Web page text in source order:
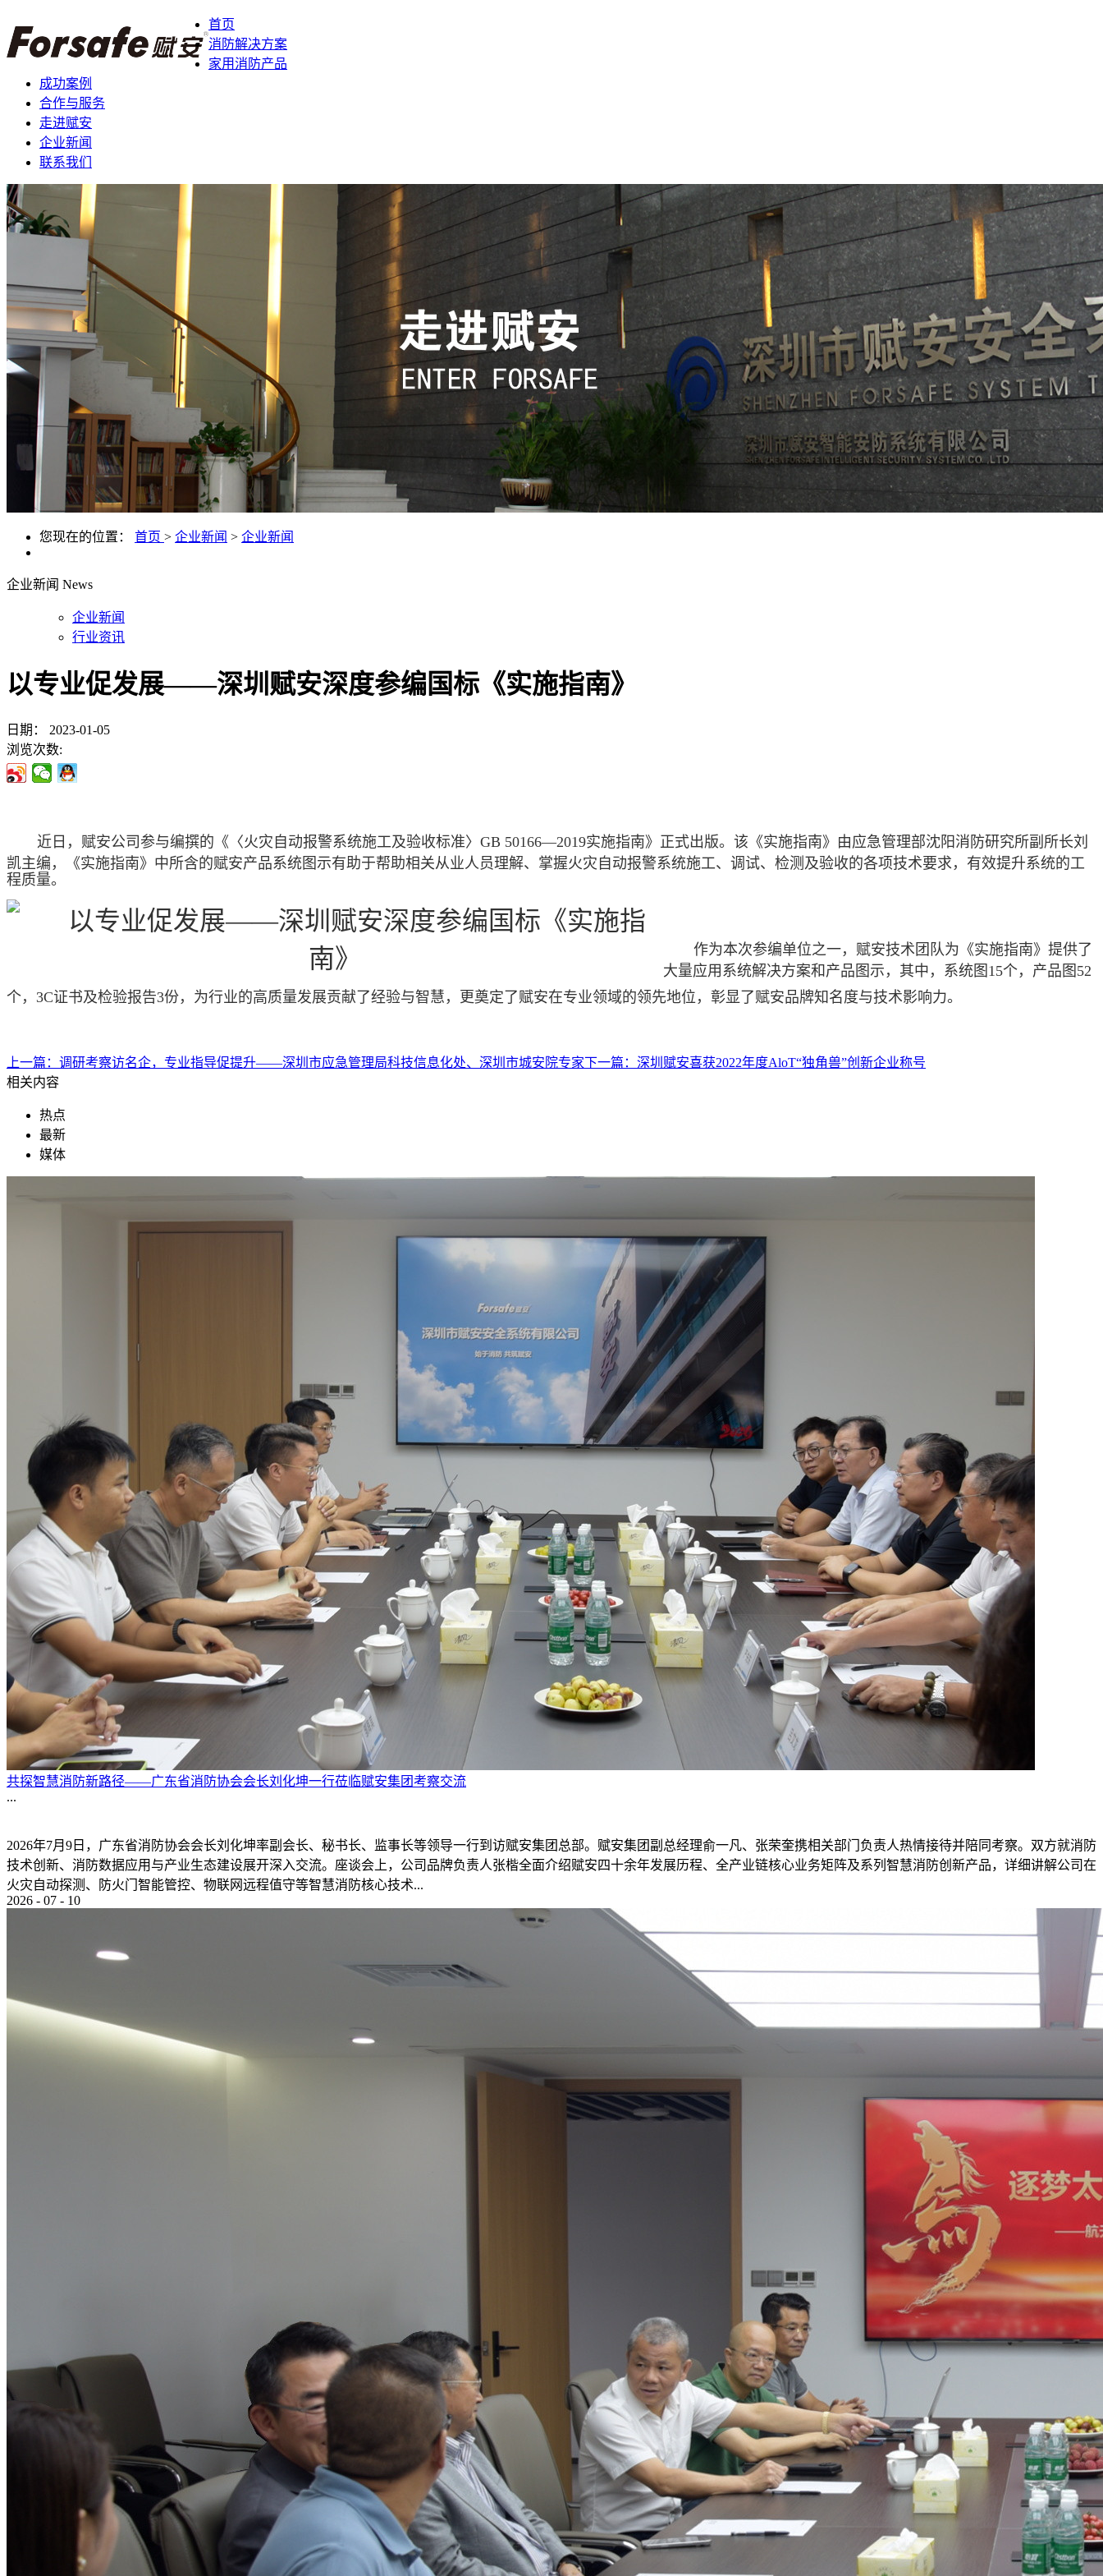
首页
消防解决方案
家用消防产品
成功案例
合作与服务
走进赋安
企业新闻
联系我们
您现在的位置： 首页 > 企业新闻 > 企业新闻
企业新闻 News
企业新闻
行业资讯
以专业促发展——深圳赋安深度参编国标《实施指南》
日期：
2023-01-05
浏览次数:
近日，赋安公司参与编撰的《〈火灾自动报警系统施工及验收标准〉 GB 50166—2019实施指南》正式出版。该《实施指南》由应急管理部沈阳消防研究所副所长刘
凯主编，《实施指南》中所含的赋安产品系统图示有助于帮助相关从业人员理解、掌握火灾自动报警系统施工、调试、检测及验收的各项技术要求，有效提升系统的工
程质量。
作为本次参编单位之一，赋安技术团队为《实施指南》提供了
大量应用系统解决方案和产品图示，其中，系统图 15个，产品图 52
个， 3C证书及检验报告3份，为行业的高质量发展贡献了经验与智慧，更奠定了赋安在专业领域的领先地位，彰显了赋安品牌知名度与技术影响力。
上一篇： 调研考察访名企，专业指导促提升——深圳市应急管理局科技信息化处、深圳市城安院专家下一篇： 深圳赋安喜获2022年度AloT“独角兽”创新企业称号
相关内容
热点
最新
媒体
共探智慧消防新路径——广东省消防协会会长刘化坤一行莅临赋安集团考察交流
...
2026年7月9日，广东省消防协会会长刘化坤率副会长、秘书长、监事长等领导一行到访赋安集团总部。赋安集团副总经理俞一凡、张荣奎携相关部门负责人热情接待并陪同考察。双方就消防
技术创新、消防数据应用与产业生态建设展开深入交流。座谈会上，公司品牌负责人张楷全面介绍赋安四十余年发展历程、全产业链核心业务矩阵及系列智慧消防创新产品，详细讲解公司在
火灾自动探测、防火门智能管控、物联网远程值守等智慧消防核心技术...
2026 - 07 - 10